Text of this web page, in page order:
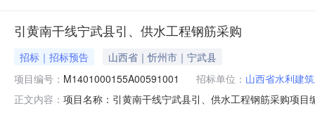
引黄南干线宁武县引、供水工程钢筋采购
招标｜招标预告
山西省｜忻州市｜宁武县
项目编号： M1401000155A00591001 招标单位： 山西省水利建
正文内容： 项目名称：引黄南干线宁武县引、供水工程钢筋采购项